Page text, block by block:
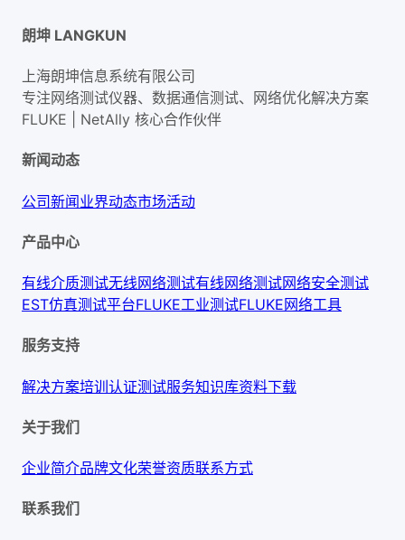
朗坤 LANGKUN
上海朗坤信息系统有限公司
专注网络测试仪器、数据通信测试、网络优化解决方案
FLUKE | NetAlly 核心合作伙伴
新闻动态
公司新闻业界动态市场活动
产品中心
有线介质测试无线网络测试有线网络测试网络安全测试
EST仿真测试平台FLUKE工业测试FLUKE网络工具
服务支持
解决方案培训认证测试服务知识库资料下载
关于我们
企业简介品牌文化荣誉资质联系方式
联系我们